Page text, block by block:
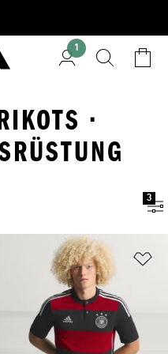
1
· A
3
Wunschliste hinzufügen